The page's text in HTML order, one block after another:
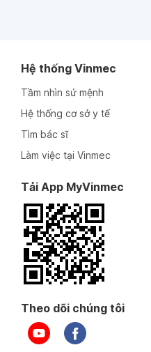
Hệ thống Vinmec
Tầm nhìn sứ mệnh
Hệ thống cơ sở y tế
Tìm bác sĩ
Làm việc tại Vinmec
Tải App MyVinmec
Theo dõi chúng tôi